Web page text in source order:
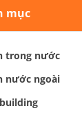
mục
trong nước
nước ngoài